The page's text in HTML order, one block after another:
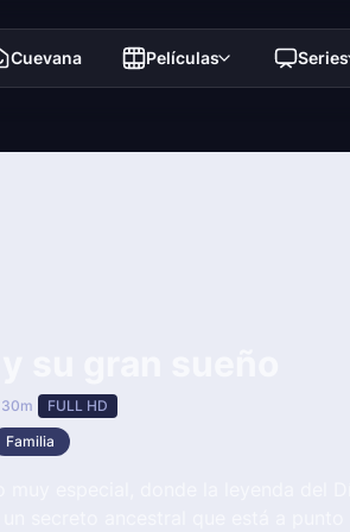
Cuevana Películas Series
30m
FULL HD
Familia